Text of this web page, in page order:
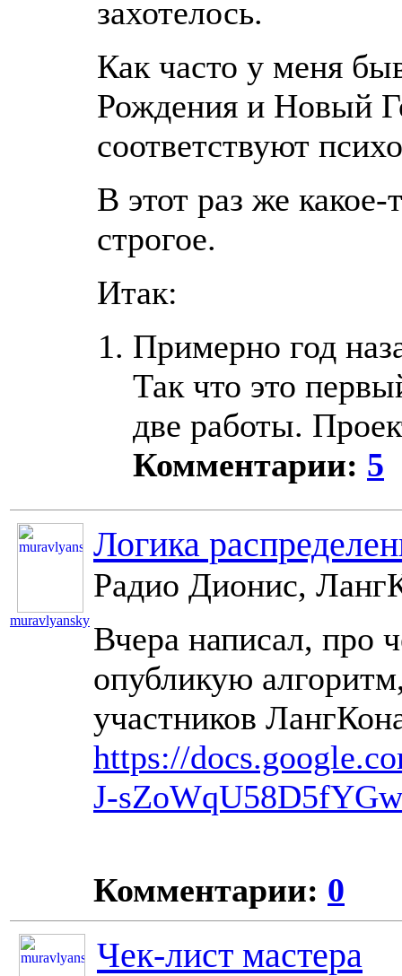
захотелось.
Как часто у меня
Рождения и Новый
соответствуют
В этот раз же какое-
строгое.
Итак:
Примерно год
Так что это
две работы.
Комментарии: 5
muravlyansky
Логика
Радио Дионис,
Вчера написал, про
опубликую
участников
https://
J-
Комментарии: 0
Чек-лист мастера